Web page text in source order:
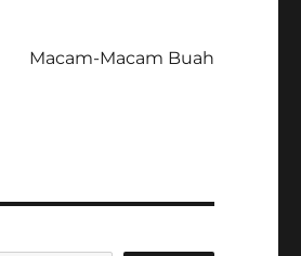
Macam-Macam Buah